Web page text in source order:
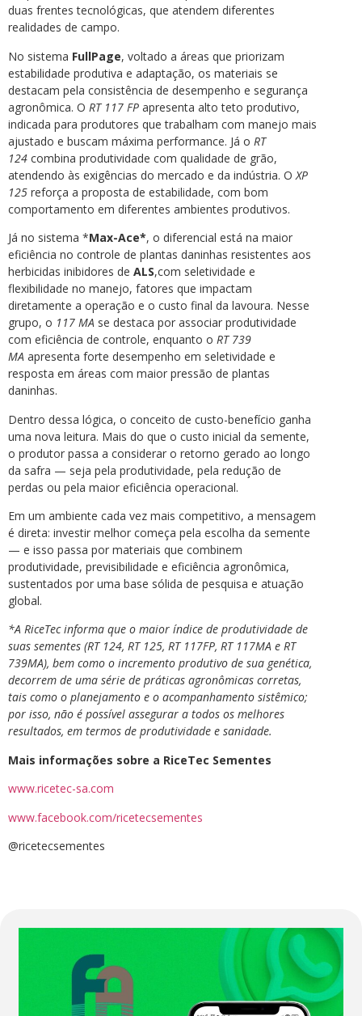
duas frentes tecnológicas, que atendem diferentes
realidades de campo.
No sistema FullPage, voltado a áreas que priorizam
estabilidade produtiva e adaptação, os materiais se
destacam pela consistência de desempenho e segurança
agronômica. O RT 117 FP apresenta alto teto produtivo,
indicada para produtores que trabalham com manejo mais
ajustado e buscam máxima performance. Já o RT
124 combina produtividade com qualidade de grão,
atendendo às exigências do mercado e da indústria. O XP
125 reforça a proposta de estabilidade, com bom
comportamento em diferentes ambientes produtivos.
Já no sistema *Max-Ace*, o diferencial está na maior
eficiência no controle de plantas daninhas resistentes aos
herbicidas inibidores de ALS,com seletividade e
flexibilidade no manejo, fatores que impactam
diretamente a operação e o custo final da lavoura. Nesse
grupo, o 117 MA se destaca por associar produtividade
com eficiência de controle, enquanto o RT 739
MA apresenta forte desempenho em seletividade e
resposta em áreas com maior pressão de plantas
daninhas.
Dentro dessa lógica, o conceito de custo-benefício ganha
uma nova leitura. Mais do que o custo inicial da semente,
o produtor passa a considerar o retorno gerado ao longo
da safra — seja pela produtividade, pela redução de
perdas ou pela maior eficiência operacional.
Em um ambiente cada vez mais competitivo, a mensagem
é direta: investir melhor começa pela escolha da semente
— e isso passa por materiais que combinem
produtividade, previsibilidade e eficiência agronômica,
sustentados por uma base sólida de pesquisa e atuação
global.
*A RiceTec informa que o maior índice de produtividade de
suas sementes (RT 124, RT 125, RT 117FP, RT 117MA e RT
739MA), bem como o incremento produtivo de sua genética,
decorrem de uma série de práticas agronômicas corretas,
tais como o planejamento e o acompanhamento sistêmico;
por isso, não é possível assegurar a todos os melhores
resultados, em termos de produtividade e sanidade.
Mais informações sobre a RiceTec Sementes
www.ricetec-sa.com
www.facebook.com/ricetecsementes
@ricetecsementes